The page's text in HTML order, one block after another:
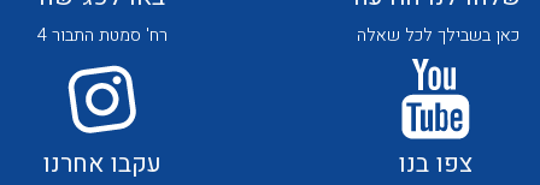
כאן בשבילך לכל שאלה רח' סמטת התבור 4
צפו בנו עקבו אחרנו